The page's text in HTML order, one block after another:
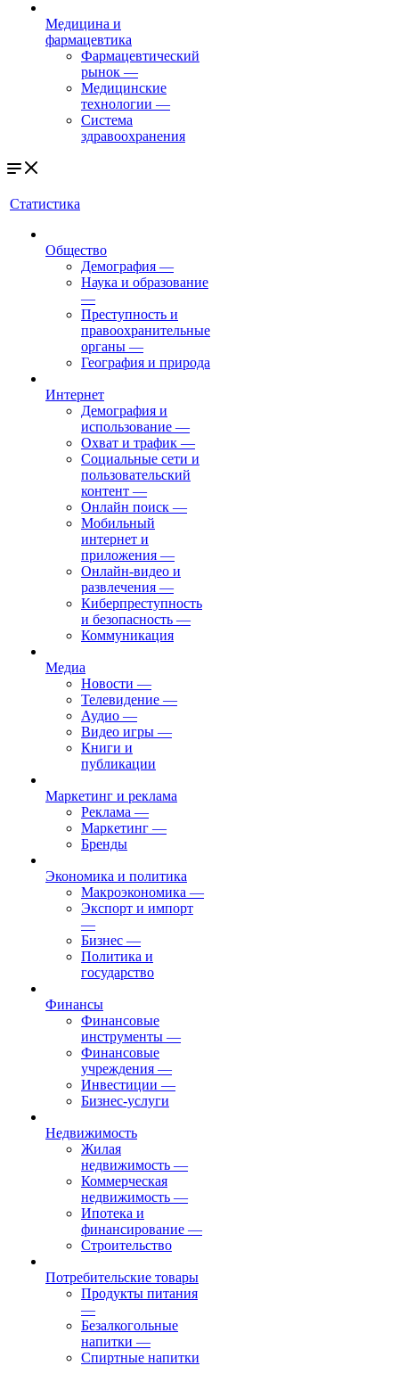
Медицина и
фармацевтика
Фармацевтический
рынок —
Медицинские
технологии —
Система
здравоохранения
Статистика
Общество
Демография —
Наука и образование
—
Преступность и
правоохранительные
органы —
География и природа
Интернет
Демография и
использование —
Охват и трафик —
Социальные сети и
пользовательский
контент —
Онлайн поиск —
Мобильный
интернет и
приложения —
Онлайн-видео и
развлечения —
Киберпреступность
и безопасность —
Коммуникация
Медиа
Новости —
Телевидение —
Аудио —
Видео игры —
Книги и
публикации
Маркетинг и реклама
Реклама —
Маркетинг —
Бренды
Экономика и политика
Макроэкономика —
Экспорт и импорт
—
Бизнес —
Политика и
государство
Финансы
Финансовые
инструменты —
Финансовые
учреждения —
Инвестиции —
Бизнес-услуги
Недвижимость
Жилая
недвижимость —
Коммерческая
недвижимость —
Ипотека и
финансирование —
Строительство
Потребительские товары
Продукты питания
—
Безалкогольные
напитки —
Спиртные напитки